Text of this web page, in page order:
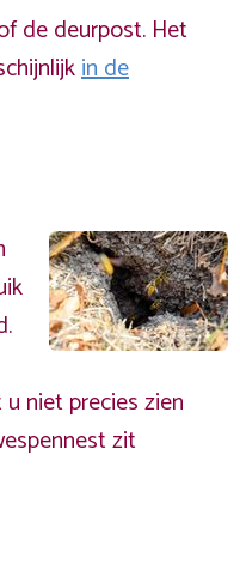
de deurpost. Het
in de
niet precies zien
zit